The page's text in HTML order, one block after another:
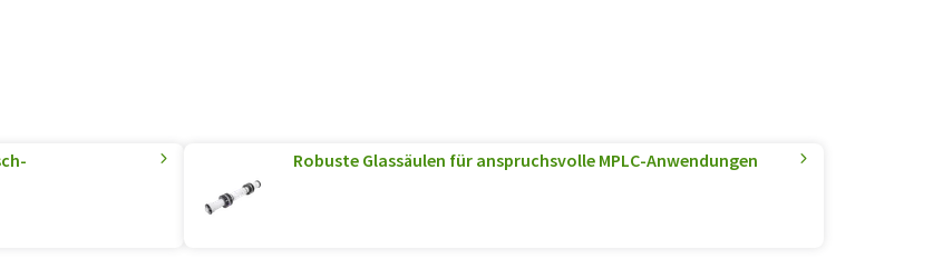
Robuste Glassäulen für anspruchsvolle MPLC-Anwendungen